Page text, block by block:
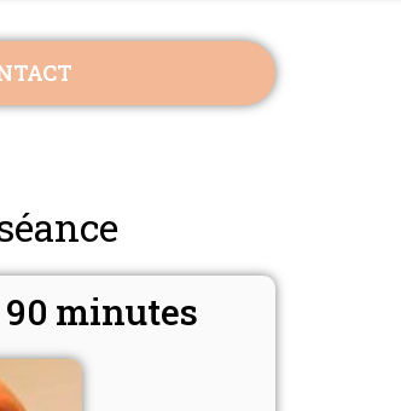
90 minutes